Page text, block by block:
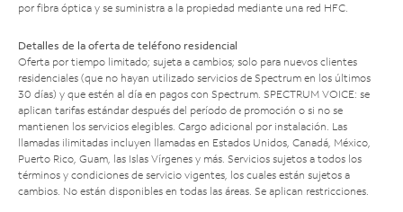
por fibra óptica y se suministra a la propiedad mediante una red HFC.
Detalles de la oferta de teléfono residencial
Oferta por tiempo limitado; sujeta a cambios; solo para nuevos clientes
residenciales (que no hayan utilizado servicios de Spectrum en los últimos
30 días) y que estén al día en pagos con Spectrum. SPECTRUM VOICE: se
aplican tarifas estándar después del período de promoción o si no se
mantienen los servicios elegibles. Cargo adicional por instalación. Las
llamadas ilimitadas incluyen llamadas en Estados Unidos, Canadá, México,
Puerto Rico, Guam, las Islas Vírgenes y más. Servicios sujetos a todos los
términos y condiciones de servicio vigentes, los cuales están sujetos a
cambios. No están disponibles en todas las áreas. Se aplican restricciones.